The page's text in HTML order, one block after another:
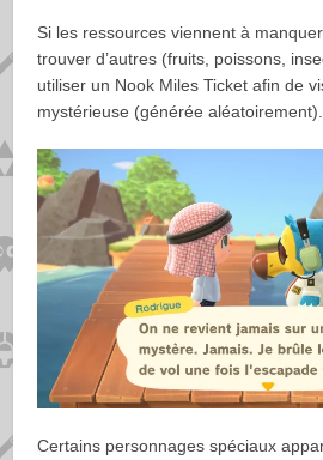
Si les ressources viennent à
trouver d’autres (fruits, poissons,
utiliser un Nook Miles Ticket afin de
mystérieuse (générée aléatoirement).
Certains personnages spéciaux